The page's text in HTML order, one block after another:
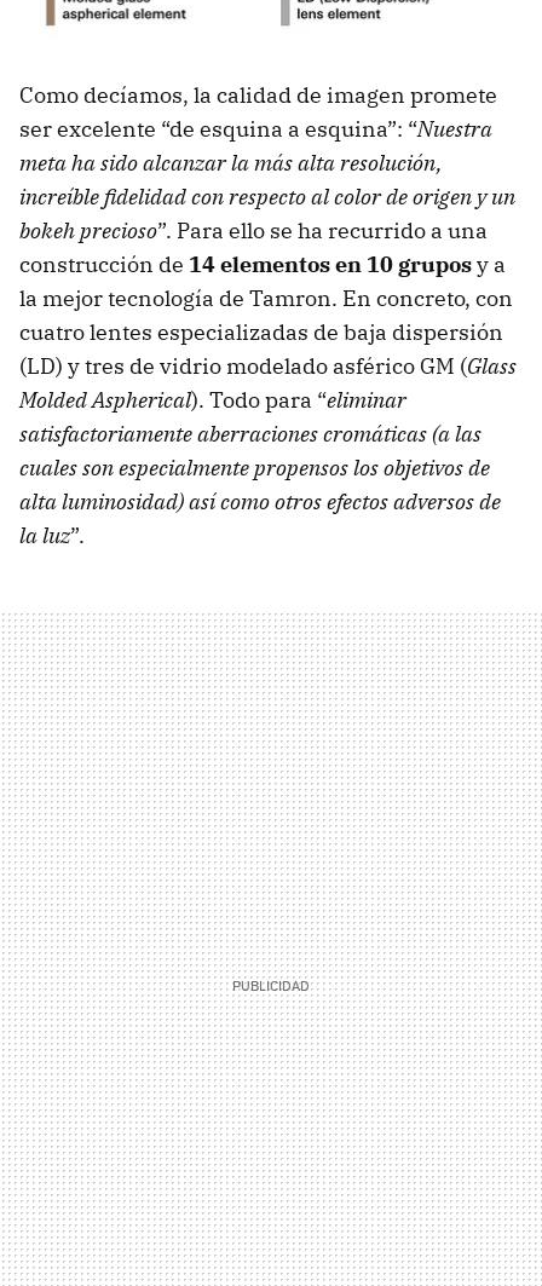
Como decíamos, la calidad de imagen promete
ser excelente “de esquina a esquina”: “Nuestra
meta ha sido alcanzar la más alta resolución,
increíble fidelidad con respecto al color de origen y un
bokeh precioso”. Para ello se ha recurrido a una
construcción de 14 elementos en 10 gruposy a
la mejor tecnología de Tamron. En concreto, con
cuatro lentes especializadas de baja dispersión
(LD) y tres de vidrio modelado asférico GM (Glass
Molded Aspherical). Todo para “eliminar
satisfactoriamente aberraciones cromáticas (a las
cuales son especialmente propensos los objetivos de
alta luminosidad) así como otros efectos adversos de
la luz”.